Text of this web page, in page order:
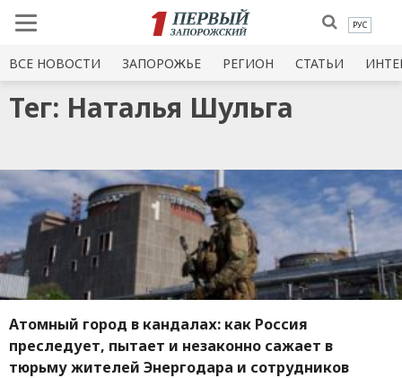
РУС
ВСЕ НОВОСТИ ЗАПОРОЖЬЕ РЕГИОН СТАТЬИ
Тег: Наталья Шульга
Атомный город в кандалах: как Россия
преследует, пытает и незаконно сажает в
тюрьму жителей Энергодара и сотрудников